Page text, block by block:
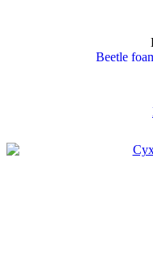
Beetle